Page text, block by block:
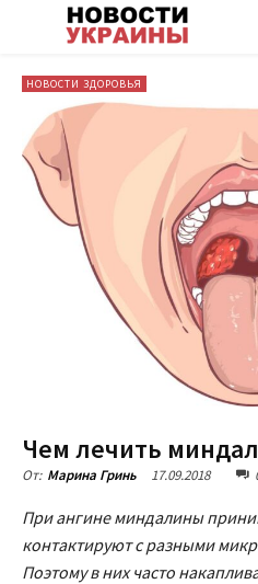
НОВОСТИ ЗДОРОВЬЯ
Чем лечить
От: Марина Гринь 17.09.2018
При ангине миндалины
контактируют с разными
Поэтому в них часто